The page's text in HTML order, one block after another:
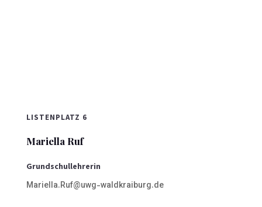
LISTENPLATZ 6
Mariella Ruf
Grundschullehrerin
Mariella.Ruf@uwg-waldkraiburg.de